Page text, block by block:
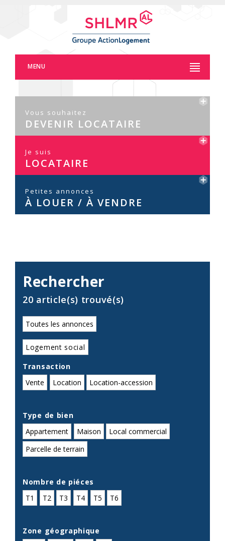
MENU
Vous souhaitez
DEVENIR LOCATAIRE
Je suis
LOCATAIRE
Petites annonces
À LOUER / À VENDRE
Rechercher
20 article(s) trouvé(s)
Toutes les annonces
Logement social
Transaction
Vente
Location Location-accession
Type de bien
Appartement
Maison
Local commercial
Parcelle de terrain
Nombre de piéces
T1
T2 T3 T4 T5 T6
Zone géographique